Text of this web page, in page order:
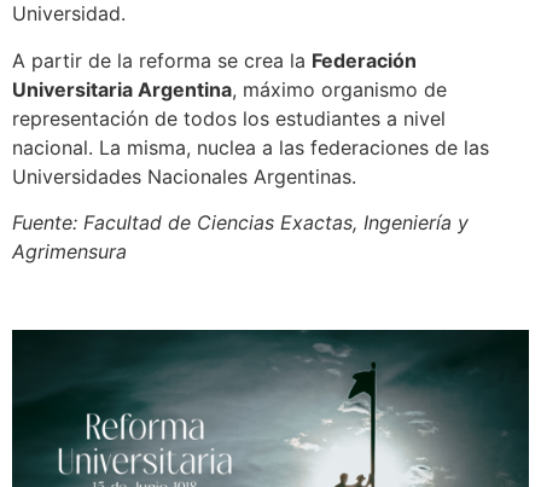
Universidad.
A partir de la reforma se crea la Federación
Universitaria Argentina, máximo organismo de
representación de todos los estudiantes a nivel
nacional. La misma, nuclea a las federaciones de las
Universidades Nacionales Argentinas.
Fuente: Facultad de Ciencias Exactas, Ingeniería y
Agrimensura